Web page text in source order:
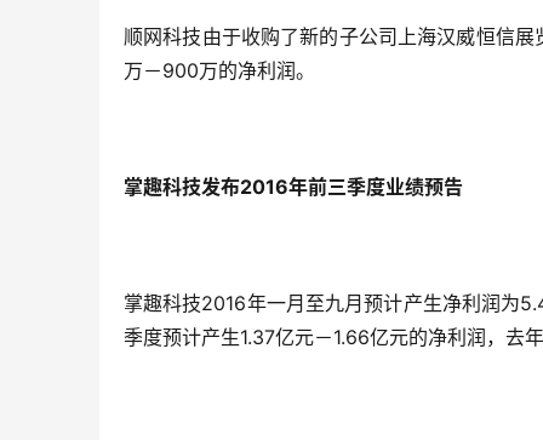
顺网科技由于收购了新的子公司上海汉威恒信
万－900万的净利润。
掌趣科技发布2016年前三季度业绩预告
掌趣科技2016年一月至九月预计产生净利润为
季度预计产生1.37亿元－1.66亿元的净利润，去